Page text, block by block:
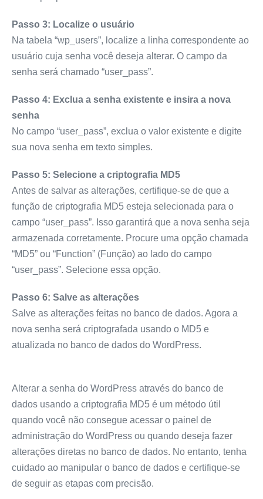
Passo 3: Localize o usuário
Na tabela “wp_users”, localize a linha correspondente ao
usuário cuja senha você deseja alterar. O campo da
senha será chamado “user_pass”.
Passo 4: Exclua a senha existente e insira a nova
senha
No campo “user_pass”, exclua o valor existente e digite
sua nova senha em texto simples.
Passo 5: Selecione a criptografia MD5
Antes de salvar as alterações, certifique-se de que a
função de criptografia MD5 esteja selecionada para o
campo “user_pass”. Isso garantirá que a nova senha seja
armazenada corretamente. Procure uma opção chamada
“MD5” ou “Function” (Função) ao lado do campo
“user_pass”. Selecione essa opção.
Passo 6: Salve as alterações
Salve as alterações feitas no banco de dados. Agora a
nova senha será criptografada usando o MD5 e
atualizada no banco de dados do WordPress.
Alterar a senha do WordPress através do banco de
dados usando a criptografia MD5 é um método útil
quando você não consegue acessar o painel de
administração do WordPress ou quando deseja fazer
alterações diretas no banco de dados. No entanto, tenha
cuidado ao manipular o banco de dados e certifique-se
de seguir as etapas com precisão.